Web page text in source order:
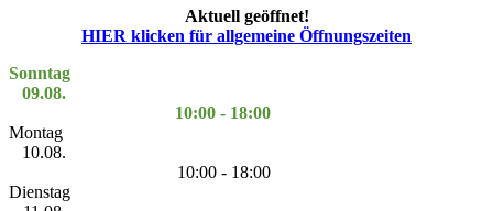
Aktuell geöffnet!
HIER klicken für allgemeine Öffnungszeiten
Sonntag
09.08.
10:00 - 18:00
Montag
10.08.
10:00 - 18:00
Dienstag